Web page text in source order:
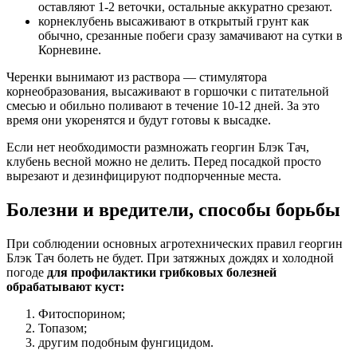
оставляют 1-2 веточки, остальные аккуратно срезают.
корнеклубень высаживают в открытый грунт как
обычно, срезанные побеги сразу замачивают на сутки в
Корневине.
Черенки вынимают из раствора — стимулятора
корнеобразования, высаживают в горшочки с питательной
смесью и обильно поливают в течение 10-12 дней. За это
время они укоренятся и будут готовы к высадке.
Если нет необходимости размножать георгин Блэк Тач,
клубень весной можно не делить. Перед посадкой просто
вырезают и дезинфицируют подпорченные места.
Болезни и вредители, способы борьбы
При соблюдении основных агротехнических правил георгин
Блэк Тач болеть не будет. При затяжных дождях и холодной
погоде для профилактики грибковых болезней
обрабатывают куст:
Фитоспорином;
Топазом;
другим подобным фунгицидом.